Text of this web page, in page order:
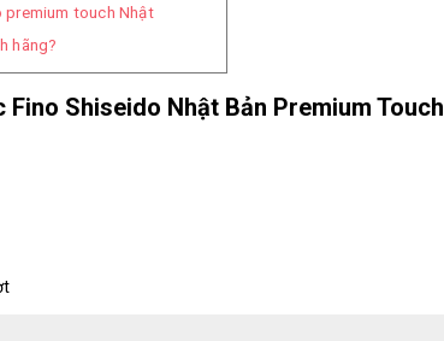
premium touch Nhật
hãng?
Shiseido Nhật Bản Premium Touch